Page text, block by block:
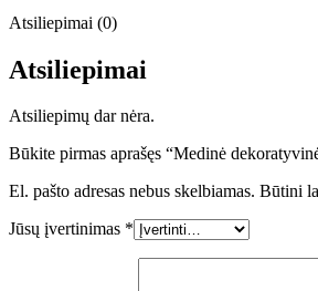
Atsiliepimai (0)
Atsiliepimai
Atsiliepimų dar nėra.
Būkite pirmas aprašęs “Medinė
El. pašto adresas nebus skelbiamas. Būtini
Jūsų įvertinimas *